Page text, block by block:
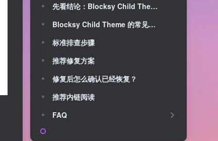
先看结论：Blocksy Child Theme 应该怎么处理？
Blocksy Child Theme 的常见原因
标准排查步骤
推荐修复方案
修复后怎么确认已经恢复？
推荐内链阅读
FAQ